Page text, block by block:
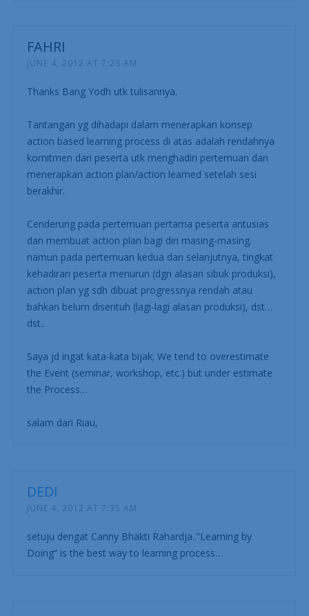
FAHRI
JUNE 4, 2012 AT 7:23 AM
Thanks Bang Yodh utk tulisannya.
Tantangan yg dihadapi dalam menerapkan konsep
action based learning process di atas adalah rendahnya
komitmen dari peserta utk menghadiri pertemuan dan
menerapkan action plan/action learned setelah sesi
berakhir.
Cenderung pada pertemuan pertama peserta antusias
dan membuat action plan bagi diri masing-masing.
namun pada pertemuan kedua dan selanjutnya, tingkat
kehadiran peserta menurun (dgn alasan sibuk produksi),
action plan yg sdh dibuat progressnya rendah atau
bahkan belum disentuh (lagi-lagi alasan produksi), dst…
dst..
Saya jd ingat kata-kata bijak; We tend to overestimate
the Event (seminar, workshop, etc.) but under estimate
the Process…
salam dari Riau,
DEDI
JUNE 4, 2012 AT 7:35 AM
setuju dengat Canny Bhakti Rahardja..”Learning by
Doing” is the best way to learning process…